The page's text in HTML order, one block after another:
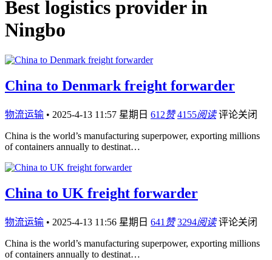
Best logistics provider in
Ningbo
China to Denmark freight forwarder
物流运输 • 2025-4-13 11:57 星期日 612赞 4155阅读 评论关闭
China is the world’s manufacturing superpower, exporting millions
of containers annually to destinat…
China to UK freight forwarder
物流运输 • 2025-4-13 11:56 星期日 641 赞 3294阅读 评论关闭
China is the world’s manufacturing superpower, exporting millions
of containers annually to destinat…